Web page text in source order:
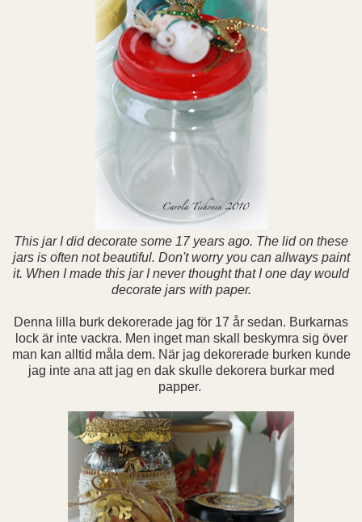
This jar I did decorate some 17 years ago. The lid on these
jars is often not beautiful. Don't worry you can allways paint
it. When I made this jar I never thought that I one day would
decorate jars with paper.
Denna lilla burk dekorerade jag för 17 år sedan. Burkarnas
lock är inte vackra. Men inget man skall beskymra sig över
man kan alltid måla dem. När jag dekorerade burken kunde
jag inte ana att jag en dak skulle dekorera burkar med
papper.